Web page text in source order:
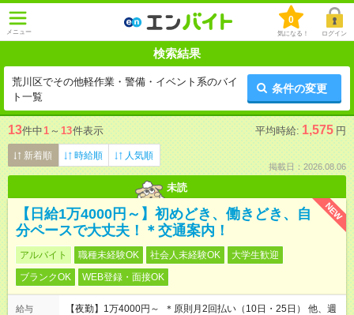
メニュー
0
気になる！ ログイン
検索結果
荒川区でその他軽作業・警備・イベント系のバイ
ト一覧
条件の変更
13件中1 ～ 13件表示 平均時給: 1,575 円
新着順 時給順 人気順
掲載日：2026.08.06
未読
NEW
【日給1万4000円～】初めどき、働きどき、自
分ペースで大丈夫！＊交通案内！
アルバイト 職種未経験OK 社会人未経験OK
大学生歓迎
ブランクOK
WEB登録・面接OK
給与
【夜勤】1万4000円～ ＊原則月2回払い（10日・25日） 他、週